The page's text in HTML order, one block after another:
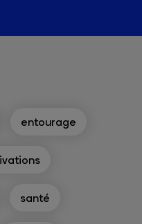
entourage
santé